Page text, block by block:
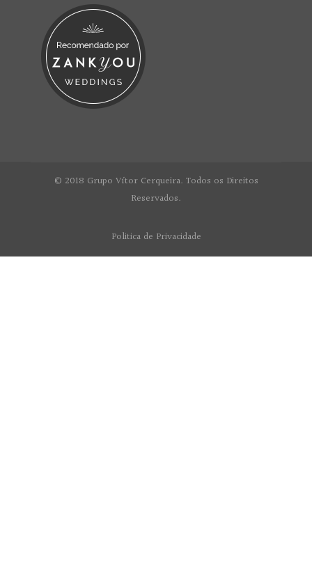
© 2018 Grupo Vítor Cerqueira. Todos os Direitos
Reservados.
Politica de Privacidade